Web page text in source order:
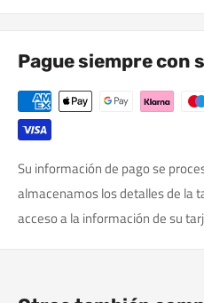
Pague siempre con
Su información de pago se
almacenamos los detalles de la
acceso a la información de su